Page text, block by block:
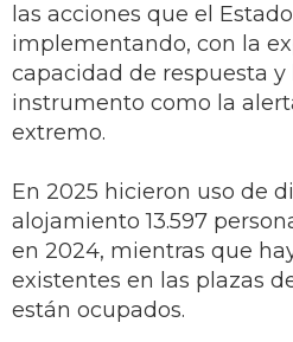
las acciones que el
implementando, con la
capacidad de respuesta
instrumento como la
extremo.
En 2025 hicieron uso de
alojamiento 13.597
en 2024, mientras que
existentes en las plazas
están ocupados.